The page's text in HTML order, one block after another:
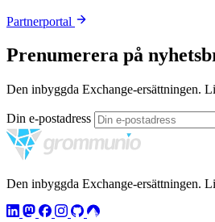
Partnerportal
Prenumerera på
Den inbyggda Exchange-ersättningen.
Din e-postadress
Den inbyggda Exchange-ersättningen.